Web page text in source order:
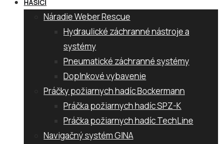
HASIČI
Náradie Weber Rescue
Hydraulické záchranné nástroje a
systémy
Pneumatické záchranné systémy
Doplnkové vybavenie
Práčky požiarnych hadíc Bockermann
Práčka požiarnych hadíc SPZ-K
Práčka požiarnych hadíc TechLine
Navigačný systém GINA